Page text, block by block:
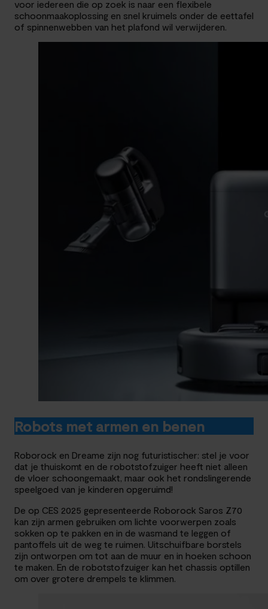
voor iedereen die op zoek is naar een flexibele
schoonmaakoplossing en snel kruimels onder de eettafel
of spinnenwebben van het plafond wil verwijderen.
Robots met armen en benen
Roborock en Dreame zijn nog futuristischer: stel je voor
dat je thuiskomt en de robotstofzuiger heeft niet alleen
de vloer schoongemaakt, maar ook het rondslingerende
speelgoed van je kinderen opgeruimd!
De op CES 2025 gepresenteerde Roborock Saros Z70
kan zijn armen gebruiken om lichte voorwerpen zoals
sokken op te pakken en in de wasmand te leggen of
pantoffels uit de weg te ruimen. Uitschuifbare borstels
zijn ontworpen om tot aan de muur en in hoeken schoon
te maken. En de robotstofzuiger kan het chassis optillen
om over grotere drempels te klimmen.